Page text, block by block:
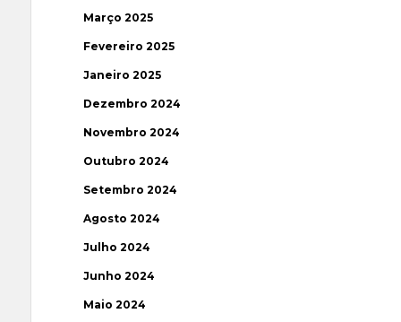
Março 2025
Fevereiro 2025
Janeiro 2025
Dezembro 2024
Novembro 2024
Outubro 2024
Setembro 2024
Agosto 2024
Julho 2024
Junho 2024
Maio 2024